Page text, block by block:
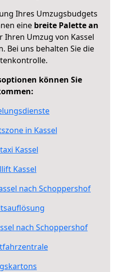
Ihres Umzugsbudgets
eine breite Palette an
Ihren Umzug von Kassel
Bei uns behalten Sie die
können Sie
in Kassel
Kassel
Kassel
nach Schoppershof
nach Schoppershof